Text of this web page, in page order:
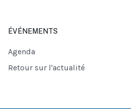
ÉVÉNEMENTS
Agenda
Retour sur l'actualité